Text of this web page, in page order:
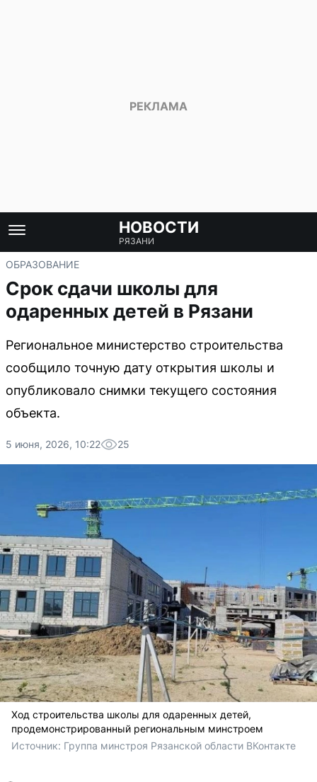
НОВОСТИ
РЯЗАНИ
ОБРАЗОВАНИЕ
Срок сдачи школы для
одаренных детей в Рязани
Региональное министерство строительства
сообщило точную дату открытия школы и
опубликовало снимки текущего состояния
объекта.
5 июня, 2026, 10:22 25
Ход строительства школы для одаренных детей,
продемонстрированный региональным минстроем
Источник: Группа минстроя Рязанской области ВКонтакте